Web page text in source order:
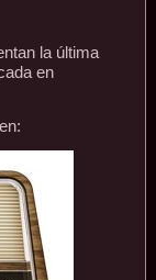
la última
en